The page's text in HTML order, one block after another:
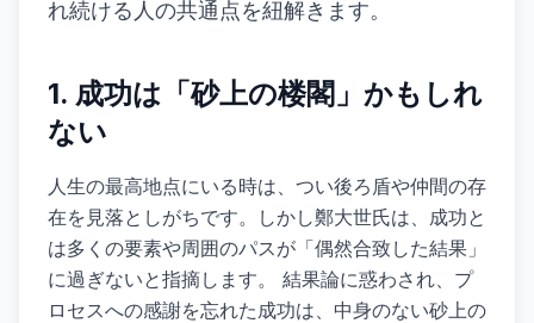
れ続ける人の共通点を紐解きます。
1. 成功は「砂上の楼閣」かもしれ
ない
人生の最高地点にいる時は、つい後ろ盾や仲間の存
在を見落としがちです。しかし鄭大世氏は、成功と
は多くの要素や周囲のパスが「偶然合致した結果」
に過ぎないと指摘します。 結果論に惑わされ、プ
ロセスへの感謝を忘れた成功は、中身のない砂上の